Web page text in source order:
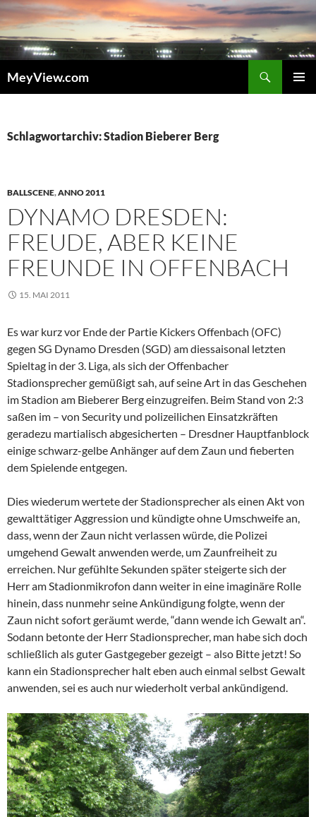
Zum
Inhalt
springen
MeyView.com
Schlagwortarchiv: Stadion Bieberer Berg
BALLSCENE,ANNO 2011
DYNAMO DRESDEN:
FREUDE, ABER KEINE
FREUNDE IN OFFENBACH
15. MAI 2011
Es war kurz vor Ende der Partie Kickers Offenbach (OFC)
gegen SG Dynamo Dresden (SGD) am diessaisonal letzten
Spieltag in der 3. Liga, als sich der Offenbacher
Stadionsprecher gemüßigt sah, auf seine Art in das Geschehen
im Stadion am Bieberer Berg einzugreifen. Beim Stand von 2:3
saßen im – von Security und polizeilichen Einsatzkräften
geradezu martialisch abgesicherten – Dresdner Hauptfanblock
einige schwarz-gelbe Anhänger auf dem Zaun und fieberten
dem Spielende entgegen.
Dies wiederum wertete der Stadionsprecher als einen Akt von
gewalttätiger Aggression und kündigte ohne Umschweife an,
dass, wenn der Zaun nicht verlassen würde, die Polizei
umgehend Gewalt anwenden werde, um Zaunfreiheit zu
erreichen. Nur gefühlte Sekunden später steigerte sich der
Herr am Stadionmikrofon dann weiter in eine imaginäre Rolle
hinein, dass nunmehr seine Ankündigung folgte, wenn der
Zaun nicht sofort geräumt werde, “dann wende ich Gewalt an“.
Sodann betonte der Herr Stadionsprecher, man habe sich doch
schließlich als guter Gastgegeber gezeigt – also Bitte jetzt! So
kann ein Stadionsprecher halt eben auch einmal selbst Gewalt
anwenden, sei es auch nur wiederholt verbal ankündigend.